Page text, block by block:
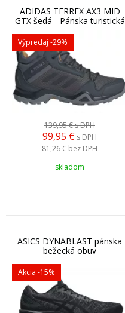
ADIDAS TERREX AX3 MID
GTX šedá - Pánska turistická
Výpredaj -29%
139,95 €s DPH
99,95 € s DPH
81,26 € bez DPH
skladom
ASICS DYNABLAST pánska
bežecká obuv
Akcia -15%